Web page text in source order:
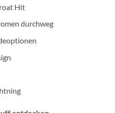
Hit
durchweg